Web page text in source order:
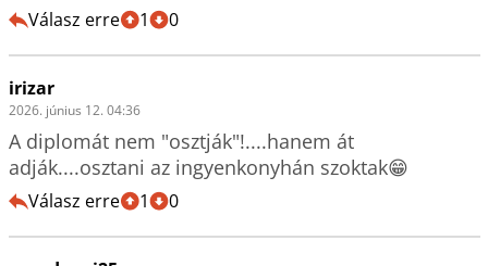
Válasz erre 1 0
irizar
2026. június 12. 04:36
A diplomát nem "osztják"!....hanem át
Válasz erre 1 0